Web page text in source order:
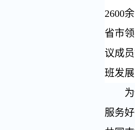
2600
省市
议成
班发
服务